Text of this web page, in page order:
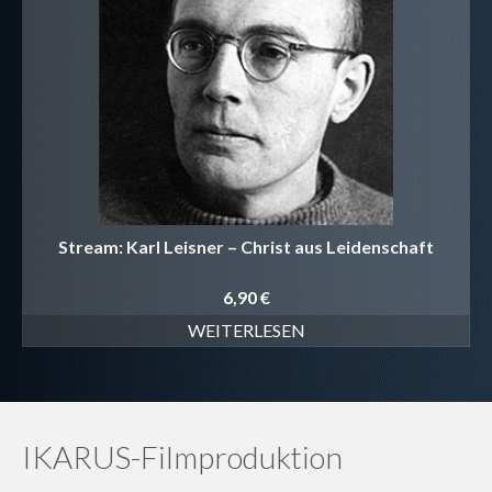
Stream: Karl Leisner – Christ aus Leidenschaft
6,90€
WEITERLESEN
IKARUS-Filmproduktion